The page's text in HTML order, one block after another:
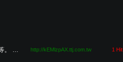
。 ...
http://kEMlzpAX.ttj.com.tw 1 Hit